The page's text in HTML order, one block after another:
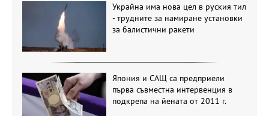
Украйна има нова цел в руския тил
- трудните за намиране установки
за балистични ракети
Япония и САЩ са предприели
първа съвместна интервенция в
подкрепа на йената от 2011 г.